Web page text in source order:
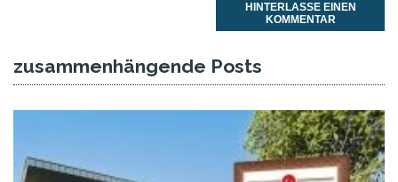
HINTERLASSE EINEN
KOMMENTAR
zusammenhängende Posts